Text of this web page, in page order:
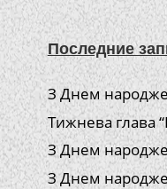
Последние
З Днем
Тижнева глава
З Днем
З Днем